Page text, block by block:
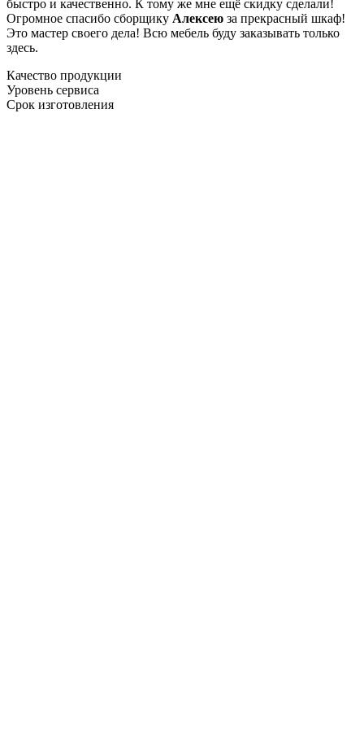
быстро и качественно. К тому же мне ещё скидку сделали!
Огромное спасибо сборщику Алексею за прекрасный шкаф!
Это мастер своего дела! Всю мебель буду заказывать только
здесь.
Качество продукции
Уровень сервиса
Срок изготовления